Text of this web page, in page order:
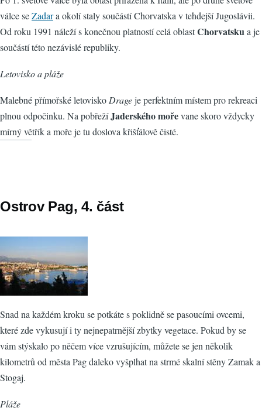
válce seZadara okolí staly součástí Chorvatska v tehdejší Jugoslávii.
Od roku 1991 náleží s konečnou platností celá oblastChorvatskua je
součástí této nezávislé republiky.
Letovisko a pláže
Malebné přímořské letovisko Drageje perfektním místem pro rekreaci
plnou odpočinku. Na pobřežíJaderského mořevane skoro vždycky
mírný větřík a moře je tu doslova křišťálově čisté.
Ostrov Pag, 4. část
Snad na každém kroku se potkáte s poklidně se pasoucími ovcemi,
které zde vykusují i ty nejnepatrnější zbytky vegetace. Pokud by se
vám stýskalo po něčem více vzrušujícím, můžete se jen několik
kilometrů od města Pag daleko vyšplhat na strmé skalní stěny Zamak a
Stogaj.
Pláže